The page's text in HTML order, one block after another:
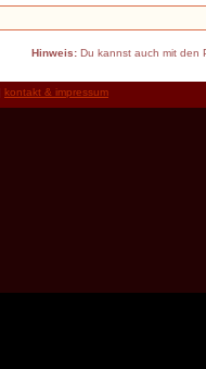
Hinweis:Du kannst auch mit den
kontakt & impressum